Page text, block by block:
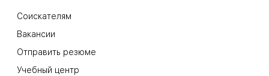
Соискателям
Вакансии
Отправить резюме
Учебный центр